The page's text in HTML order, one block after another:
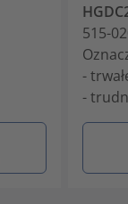
515-
-
-